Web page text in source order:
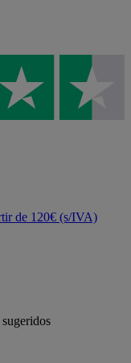
de 120€ (s/IVA)